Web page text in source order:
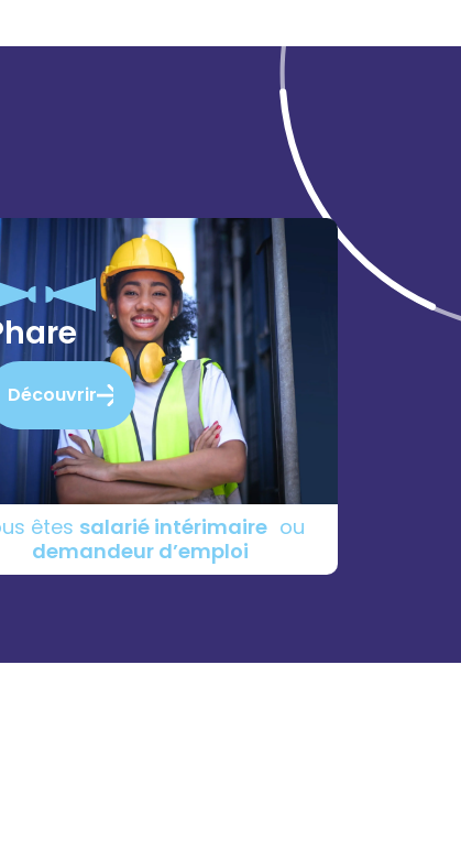
Découvrir
êtes salarié intérimaireou
demandeur d’emploi